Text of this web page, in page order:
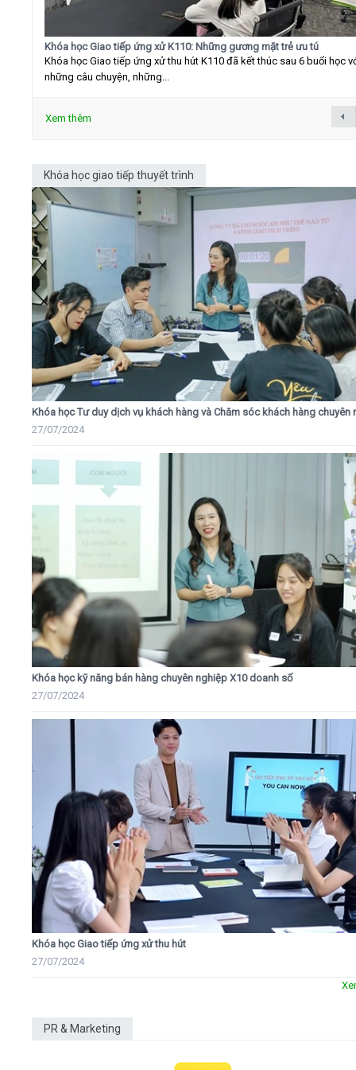
Khóa học Giao tiếp ứng xử K110: Những gương mặt trẻ ưu tú
Khóa học Giao tiếp ứng xử thu hút K110 đã kết thúc sau 6 buổi học
những câu chuyện, những...
Xem thêm
Khóa học giao tiếp thuyết trình
Khóa học Tư duy dịch vụ khách hàng và Chăm sóc khách hàng chuyên
27/07/2024
Khóa học kỹ năng bán hàng chuyên nghiệp X10 doanh số
27/07/2024
Khóa học Giao tiếp ứng xử thu hút
27/07/2024
PR & Marketing